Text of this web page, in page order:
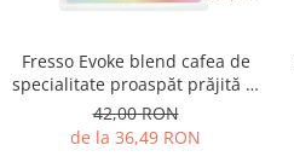
Fresso Evoke blend cafea de
specialitate proaspăt prăjită și
măcinată
42,00 RON
de la 36,49 RON